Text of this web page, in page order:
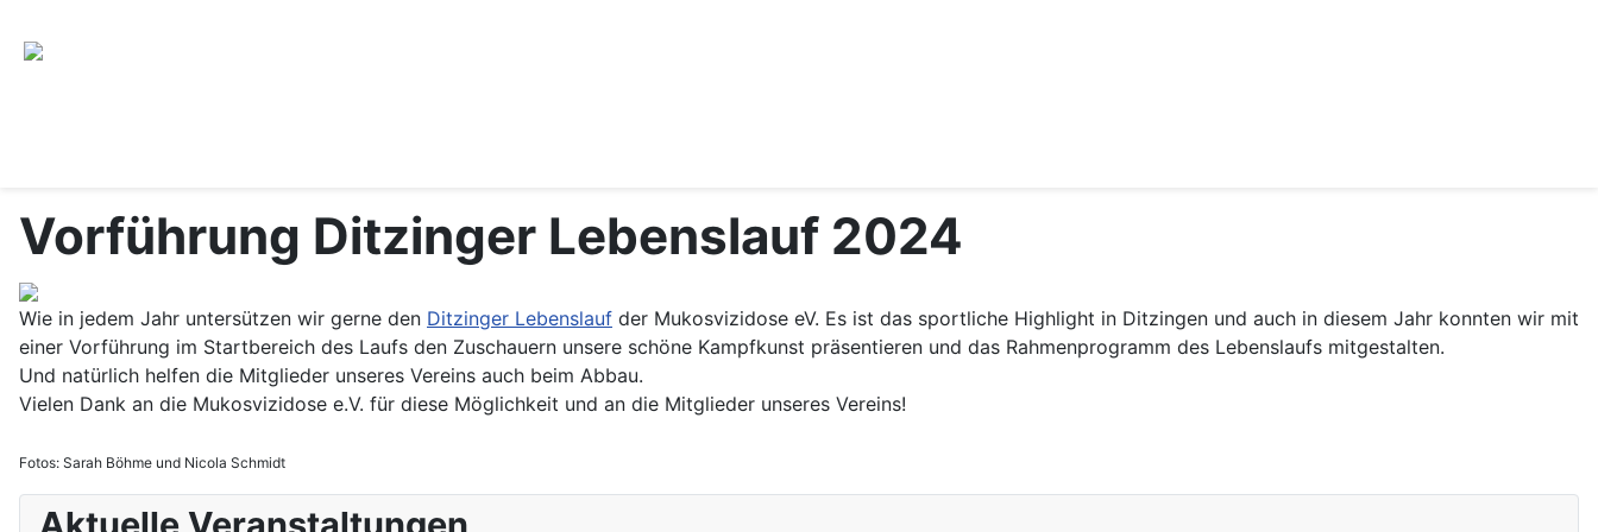
Vorführung Ditzinger Lebenslauf 2024
Wie in jedem Jahr untersützen wir gerne den Ditzinger Lebenslauf der Mukosvizidose eV. Es ist das sportliche Highlight in Ditzingen und auch in diesem Jahr konnten wir mit
einer Vorführung im Startbereich des Laufs den Zuschauern unsere schöne Kampfkunst präsentieren und das Rahmenprogramm des Lebenslaufs mitgestalten.
Und natürlich helfen die Mitglieder unseres Vereins auch beim Abbau.
Vielen Dank an die Mukosvizidose e.V. für diese Möglichkeit und an die Mitglieder unseres Vereins!
Fotos: Sarah Böhme und Nicola Schmidt